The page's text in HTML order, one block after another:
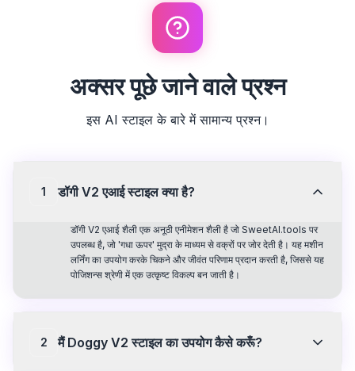
अक्सर पूछे जाने वाले प्रश्न
इस AI स्टाइल के बारे में सामान्य प्रश्न।
1 डॉगी V2 एआई स्टाइल क्या है?
डॉगी V2 एआई शैली एक अनूठी एनीमेशन शैली है जो SweetAI.tools पर
उपलब्ध है, जो 'गधा ऊपर' मुद्रा के माध्यम से वक्रों पर जोर देती है। यह मशीन
लर्निंग का उपयोग करके चिकने और जीवंत परिणाम प्रदान करती है, जिससे यह
पोजिशन्स श्रेणी में एक उत्कृष्ट विकल्प बन जाती है।
2 मैं Doggy V2 स्टाइल का उपयोग कैसे करूँ?